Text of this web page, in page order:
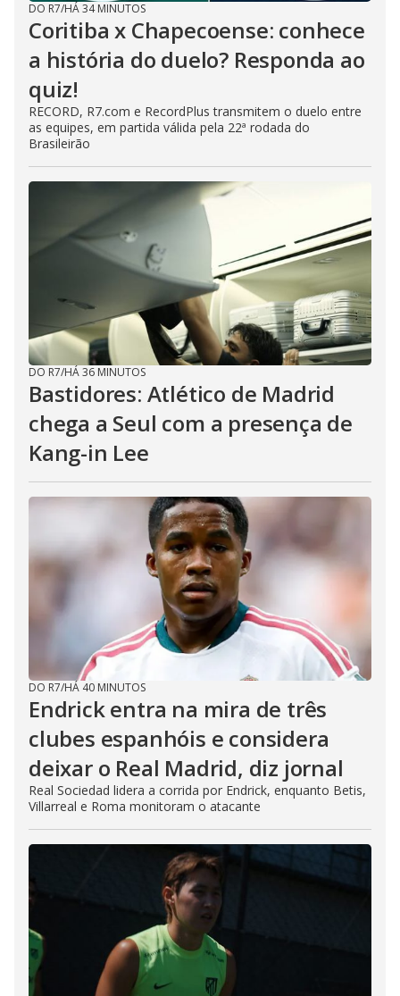
DO R7/HÁ 34 MINUTOS
Coritiba x Chapecoense: conhece
a história do duelo? Responda ao
quiz!
RECORD, R7.com e RecordPlus transmitem o duelo entre
as equipes, em partida válida pela 22ª rodada do
Brasileirão
DO R7/HÁ 36 MINUTOS
Bastidores: Atlético de Madrid
chega a Seul com a presença de
Kang-in Lee
DO R7/HÁ 40 MINUTOS
Endrick entra na mira de três
clubes espanhóis e considera
deixar o Real Madrid, diz jornal
Real Sociedad lidera a corrida por Endrick, enquanto Betis,
Villarreal e Roma monitoram o atacante